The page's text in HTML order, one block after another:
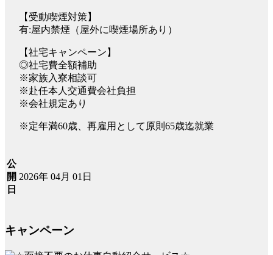
【受動喫煙対策】
有:屋内禁煙（屋外に喫煙場所あり）
【社宅キャンペーン】
◎社宅費全額補助
※家族入寮相談可
※赴任本人交通費会社負担
※会社規定あり
※定年満60歳、再雇用として原則65歳迄就業
公
開
日
2026年 04月 01日
キャンペーン